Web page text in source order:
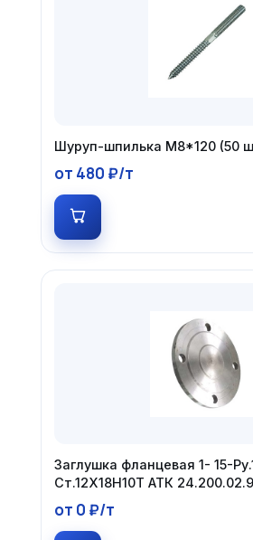
Шуруп-шпилька М8*120 (50
от 480 ₽/т
Заглушка фланцевая 1- 15-
Ст.12Х18Н10Т АТК
от 0 ₽/т